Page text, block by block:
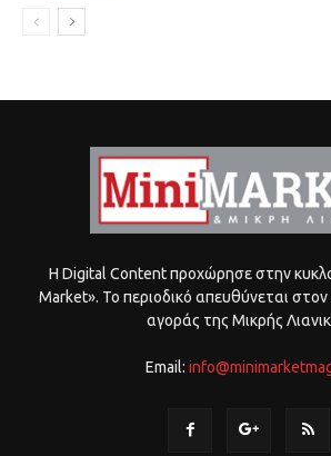
Η Digital Content προχώρησε στην
Market». Το περιοδικό απευθύνεται
αγοράς της Μικρής
Email: